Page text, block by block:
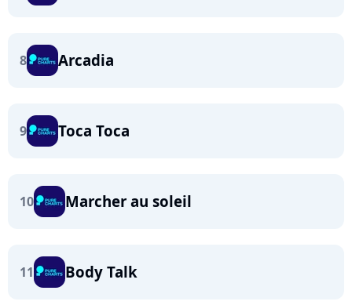
8 Arcadia
9 Toca Toca
10 Marcher au soleil
11 Body Talk